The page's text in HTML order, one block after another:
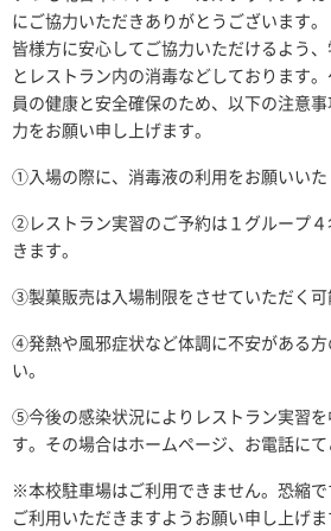
にご協力いただきありがとうございます。
皆様方に安心してご協力いただけるよう
とレストラン内の消毒などしております
員の健康と安全確保のため、以下の注意
力をお願い申し上げます。
①入場の際に、消毒液の利用をお願いいた
②レストラン実習のご予約は１グループ
きます。
③製菓販売は入場制限をさせていただく可
④発熱や風邪症状など体調に不安がある
い。
⑤今後の感染状況によりレストラン実習
す。その場合はホームページ、お電話にて
※本校駐車場はご利用できません。恐縮
ご利用いただきますようお願い申し上げま